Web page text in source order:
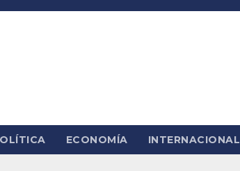
ECONOMÍA INTERNACIONAL